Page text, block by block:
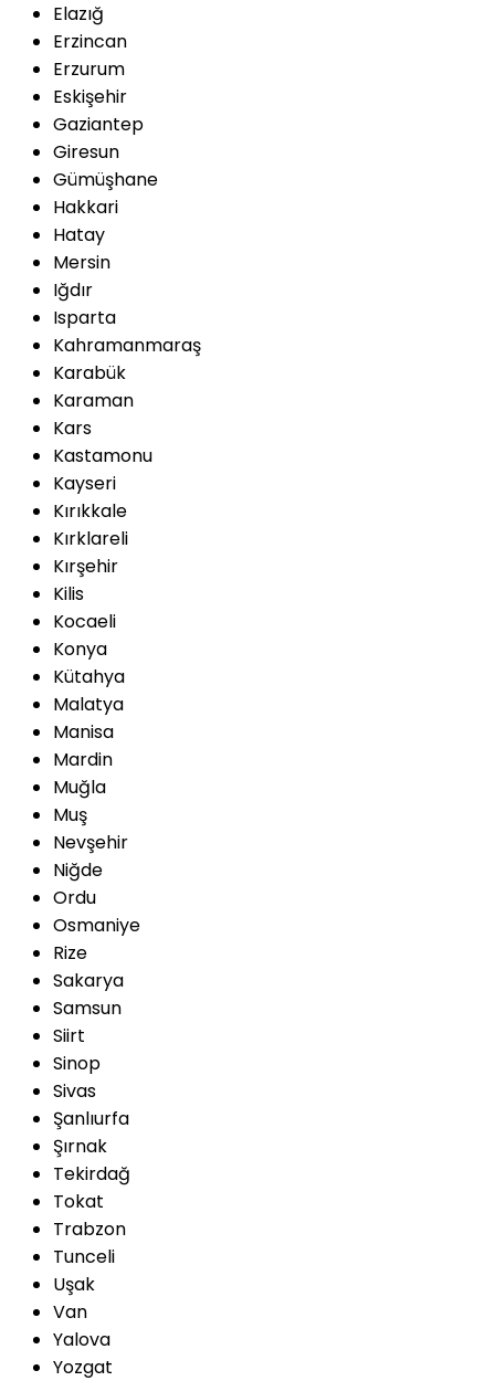
Elazığ
Erzincan
Erzurum
Eskişehir
Gaziantep
Giresun
Gümüşhane
Hakkari
Hatay
Mersin
Iğdır
Isparta
Kahramanmaraş
Karabük
Karaman
Kars
Kastamonu
Kayseri
Kırıkkale
Kırklareli
Kırşehir
Kilis
Kocaeli
Konya
Kütahya
Malatya
Manisa
Mardin
Muğla
Muş
Nevşehir
Niğde
Ordu
Osmaniye
Rize
Sakarya
Samsun
Siirt
Sinop
Sivas
Şanlıurfa
Şırnak
Tekirdağ
Tokat
Trabzon
Tunceli
Uşak
Van
Yalova
Yozgat